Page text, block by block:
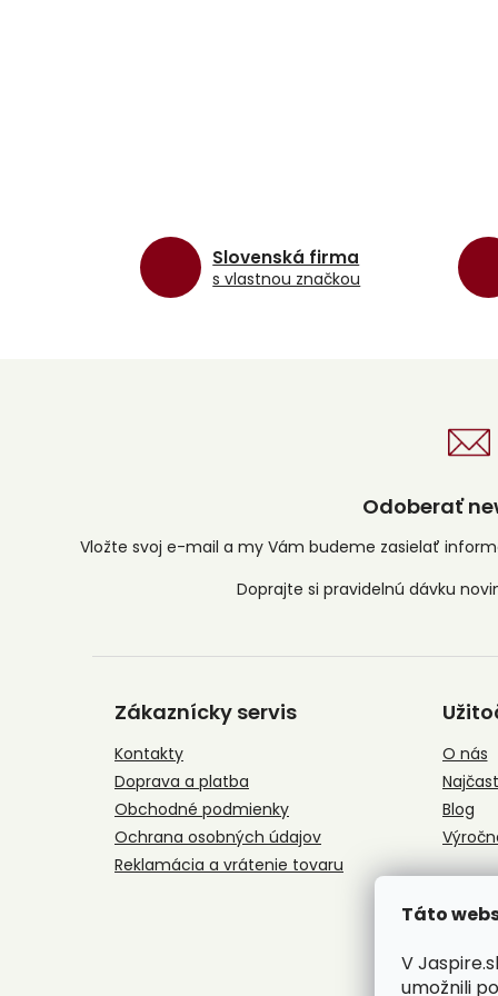
Táto
V
umožnili
Slovenská firma
s vlastnou značkou
Odoberať
Vložte svoj e-mail a my Vám budeme zasielať
Zákaznícky servis
Kontakty
Doprava a platba
Obchodné podmienky
Ochrana osobných údajov
Reklamácia a vrátenie tovaru
O nás
Blog